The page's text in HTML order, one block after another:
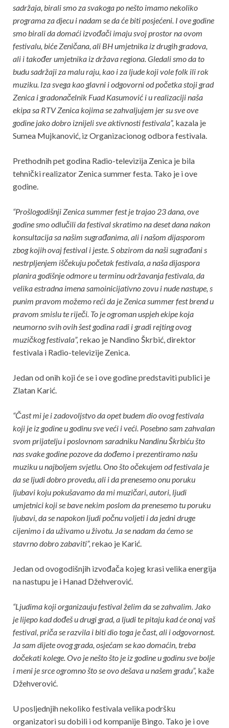
sadržaja, birali smo za svakoga po nešto imamo nekoliko
programa za djecu i nadam se da će biti posjećeni. I ove godine
smo birali da domaći izvođači imaju svoj prostor na ovom
festivalu, biće Zeničana, ali BH umjetnika iz drugih gradova,
ali i također umjetnika iz država regiona. Gledali smo da to
budu sadržaji za malu raju, kao i za ljude koji vole folk ili rok
muziku. Iza svega kao glavni i odgovorni od početka stoji grad
Zenica i gradonačelnik Fuad Kasumović i u realizaciji naša
ekipa sa RTV Zenica kojima se zahvaljujem jer su sve ove
godine jako dobro iznijeli sve aktivnosti festivala”, kazala je
Sumea Mujkanović, iz Organizacionog odbora festivala.
Prethodnih pet godina Radio-televizija Zenica je bila
tehnički realizator Zenica summer festa. Tako je i ove
godine.
“Prošlogodišnji Zenica summer fest je trajao 23 dana, ove
godine smo odlučili da festival skratimo na deset dana nakon
konsultacija sa našim sugrađanima, ali i našom dijasporom
zbog kojih ovaj festival i jeste. S obzirom da naši sugrađani s
nestrpljenjem iščekuju početak festivala, a naša dijaspora
planira godišnje odmore u terminu održavanja festivala, da
velika estradna imena samoinicijativno zovu i nude nastupe, s
punim pravom možemo reći da je Zenica summer fest brend u
pravom smislu te riječi. To je ogroman uspjeh ekipe koja
neumorno svih ovih šest godina radi i gradi rejting ovog
muzičkog festivala”, rekao je Nandino Škrbić, direktor
festivala i Radio-televizije Zenica.
Jedan od onih koji će se i ove godine predstaviti publici je
Zlatan Karić.
“Čast mi je i zadovoljstvo da opet budem dio ovog festivala
koji je iz godine u godinu sve veći i veći. Posebno sam zahvalan
svom prijatelju i poslovnom saradniku Nandinu Škrbiću što
nas svake godine pozove da dođemo i prezentiramo našu
muziku u najboljem svjetlu. Ono što očekujem od festivala je
da se ljudi dobro provedu, ali i da prenesemo onu poruku
ljubavi koju pokušavamo da mi muzičari, autori, ljudi
umjetnici koji se bave nekim poslom da prenesemo tu poruku
ljubavi, da se napokon ljudi počnu voljeti i da jedni druge
cijenimo i da uživamo u životu. Ja se nadam da ćemo se
stavrno dobro zabaviti”, rekao je Karić.
Jedan od ovogodišnjih izvođača kojeg krasi velika energija
na nastupu je i Hanad Džehverović.
“Ljudima koji organizauju festival želim da se zahvalim. Jako
je lijepo kad dođeš u drugi grad, a ljudi te pitaju kad će onaj vaš
festival, priča se razvila i biti dio toga je čast, ali i odgovornost.
Ja sam dijete ovog grada, osjećam se kao domaćin, treba
dočekati kolege. Ovo je nešto što je iz godine u godinu sve bolje
i meni je srce ogromno što se ovo dešava u našem gradu”, kaže
Džehverović.
U posljednjih nekoliko festivala velika podršku
organizatori su dobili i od kompanije Bingo. Tako je i ove